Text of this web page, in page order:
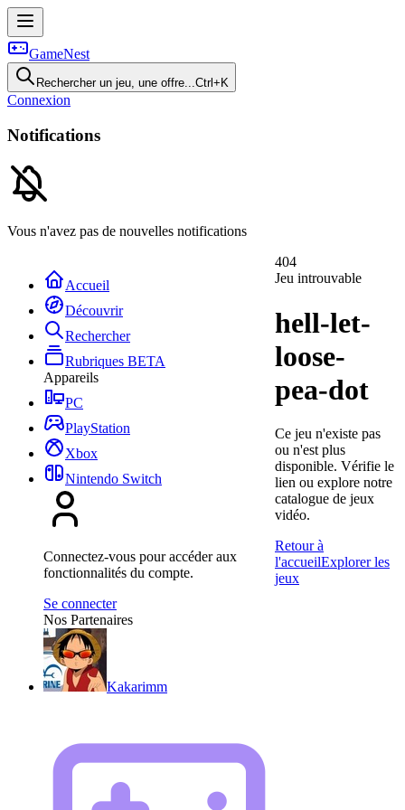
GameNest
Rechercher un jeu, une offre...Ctrl+K
Connexion
Notifications
Vous n'avez pas de nouvelles notifications
Accueil
Découvrir
Rechercher
Rubriques BETA
Appareils
PC
PlayStation
Xbox
Nintendo Switch
Connectez-vous pour accéder aux
fonctionnalités du compte.
Se connecter
Nos Partenaires
Kakarimm
404
Jeu introuvable
hell-let-
loose-
pea-dot
Ce jeu n'existe pas
ou n'est plus
disponible. Vérifie le
lien ou explore notre
catalogue de jeux
vidéo.
Retour à
l'accueilExplorer les
jeux